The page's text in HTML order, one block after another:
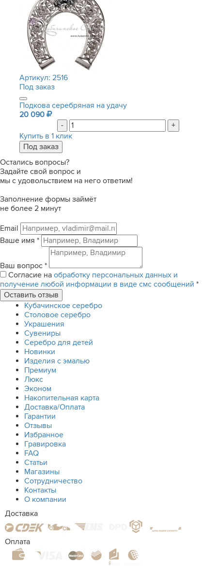
Артикул: 2516
Под заказ
Подкова серебряная на удачу
20 090
-
+
Купить в 1 клик
Остались вопросы?
Задайте свой вопрос и
мы с удовольствием на него ответим!
Заполнение формы займёт
не более 2 минут
Email
Ваше имя *
Ваш вопрос *
Согласие на обработку персональных данных и
получение любой информации в виде смс сообщений *
Кубачинское серебро
Столовое серебро
Украшения
Сувениры
Серебро для детей
Новинки
Изделия с эмалью
Премиум
Люкс
Эконом
Накопительная карта
Доставка/Оплата
Гарантии
Отзывы
Избранное
Гравировка
FAQ
Статьи
Магазины
Сотрудничество
Контакты
О компании
Доставка
Оплата